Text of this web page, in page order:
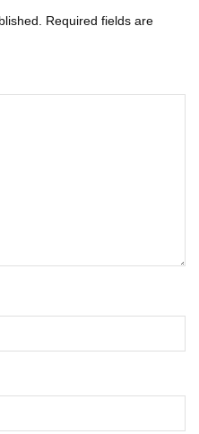
Required fields are